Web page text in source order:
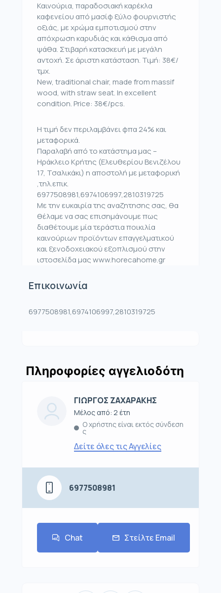
Καινούρια, παραδοσιακή καρέκλα
καφενείου από μασίφ ξύλο φουρνιστής
οξιάς, με χρώμα εμποτισμού στην
απόχρωση καρυδιάς και κάθισμα από
ψάθα. Στιβαρή κατασκευή με μεγάλη
αντοχή. Σε άριστη κατάσταση. Τιμή: 38€/
τμχ.
New, traditional chair, made from massif
wood, with straw seat. In excellent
condition. Price: 38€/pcs.
Η τιμή δεν περιλαμβάνει φπα 24% και
μεταφορικά.
Παραλαβή από το κατάστημα μας –
Ηράκλειο Κρήτης (Ελευθερίου Βενιζέλου
17, Τσαλικάκι) η αποστολή με μεταφορική
,τηλ.επικ.
6977508981,6974106997,2810319725
Με την ευκαιρία της αναζητησης σας, θα
θέλαμε να σας επισημάνουμε πως
διαθέτουμε μία τεράστια ποικιλία
καινούριων προϊόντων επαγγελματικού
και ξενοδοχειακού εξοπλισμού στην
ιστοσελίδα μας www.horecahome.gr
Επικοινωνία
6977508981,6974106997,2810319725
Πληροφορίες αγγελιοδότη
ΓΙΩΡΓΟΣ ΖΑΧΑΡΑΚΗΣ
Μέλος από: 2 έτη
Ο χρήστης είναι εκτός σύνδεση
ς
Δείτε όλες τις Αγγελίες
6977508981
Chat Στείλτε Email